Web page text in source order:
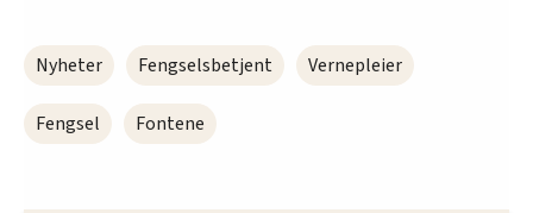
Nyheter Fengselsbetjent Vernepleier
Fengsel Fontene